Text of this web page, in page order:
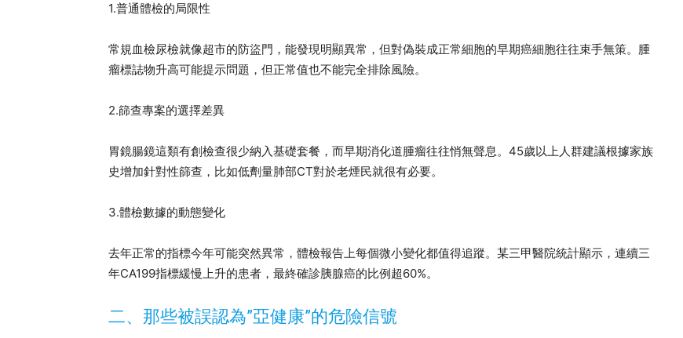
1.普通體檢的局限性
常規血檢尿檢就像超市的防盜門，能發現明顯異常，但對偽裝成正常細胞的早期癌細胞往往束手無策。腫
瘤標誌物升高可能提示問題，但正常值也不能完全排除風險。
2.篩查專案的選擇差異
胃鏡腸鏡這類有創檢查很少納入基礎套餐，而早期消化道腫瘤往往悄無聲息。45歲以上人群建議根據家族
史增加針對性篩查，比如低劑量肺部CT對於老煙民就很有必要。
3.體檢數據的動態變化
去年正常的指標今年可能突然異常，體檢報告上每個微小變化都值得追蹤。某三甲醫院統計顯示，連續三
年CA199指標緩慢上升的患者，最終確診胰腺癌的比例超60%。
二、那些被誤認為”亞健康”的危險信號